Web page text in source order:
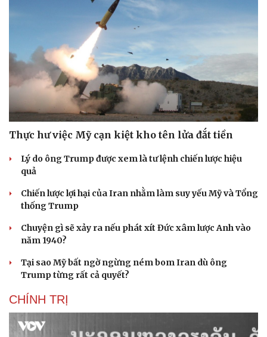
Thực hư việc Mỹ cạn kiệt kho tên lửa đắt tiền
Lý do ông Trump được xem là tư lệnh chiến lược hiệu
quả
Chiến lược lợi hại của Iran nhằm làm suy yếu Mỹ và Tổng
thống Trump
Chuyện gì sẽ xảy ra nếu phát xít Đức xâm lược Anh vào
năm 1940?
Tại sao Mỹ bất ngờ ngừng ném bom Iran dù ông
Trump từng rất cả quyết?
CHÍNH TRỊ